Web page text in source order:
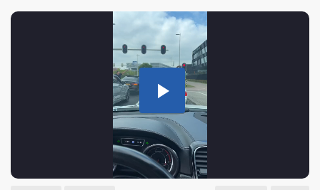
Play
Video